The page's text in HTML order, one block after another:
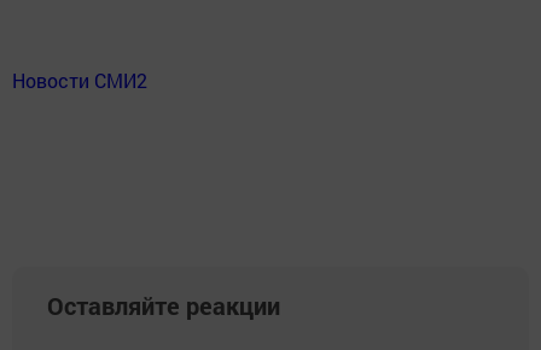
Новости СМИ2
Оставляйте реакции